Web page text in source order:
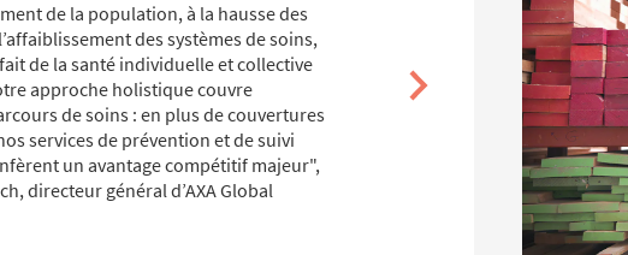
de la population, à la hausse des
des systèmes de soins,
de la santé individuelle et collective
approche holistique couvre
de soins : en plus de couvertures
services de prévention et de suivi
un avantage compétitif majeur",
directeur général d’AXA Global